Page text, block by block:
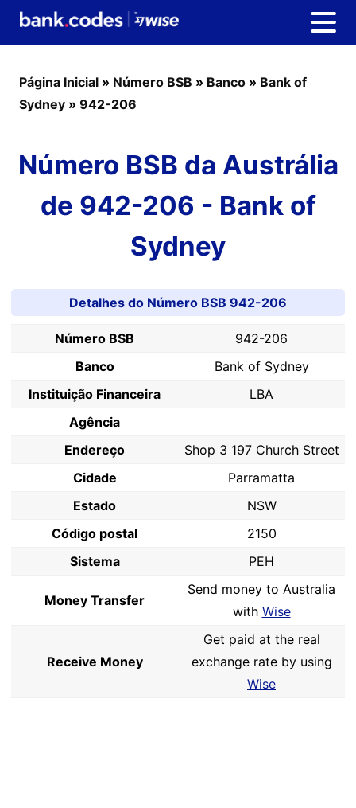
Página Inicial » Número BSB » Banco » Bank of
Sydney » 942-206
Número BSB da Austrália
de 942-206 - Bank of
Sydney
Detalhes do Número BSB 942-206
Número BSB
942-206
Banco
Bank of Sydney
Instituição Financeira
LBA
Agência
Endereço
Shop 3 197 Church Street
Cidade
Parramatta
Estado
NSW
Código postal
2150
Sistema
PEH
Money Transfer
Send money to Australia
with Wise
Receive Money
Get paid at the real
exchange rate by using
Wise